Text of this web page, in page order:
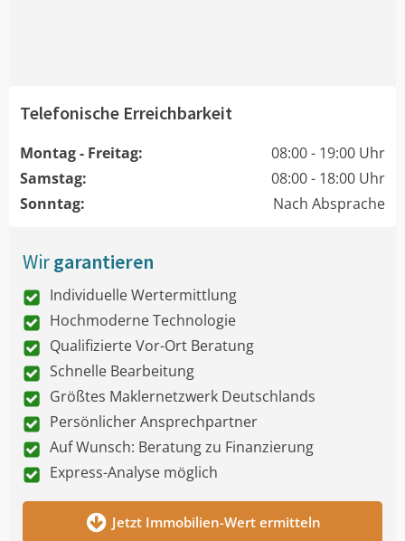
Telefonische Erreichbarkeit
Montag - Freitag:
08:00 - 19:00 Uhr
Samstag:
08:00 - 18:00 Uhr
Sonntag:
Nach Absprache
Wirgarantieren
Individuelle Wertermittlung
Hochmoderne Technologie
Qualifizierte Vor-Ort Beratung
Schnelle Bearbeitung
Größtes Maklernetzwerk Deutschlands
Persönlicher Ansprechpartner
Auf Wunsch: Beratung zu Finanzierung
Express-Analyse möglich
Jetzt Immobilien-Wert ermitteln